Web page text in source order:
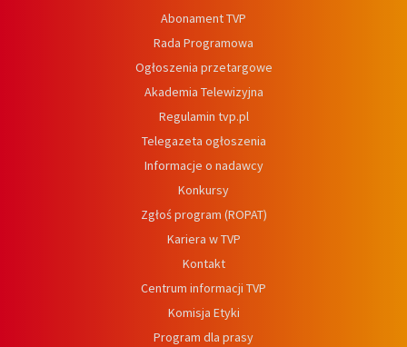
Abonament TVP
Rada Programowa
Ogłoszenia przetargowe
Akademia Telewizyjna
Regulamin tvp.pl
Telegazeta ogłoszenia
Informacje o nadawcy
Konkursy
Zgłoś program (ROPAT)
Kariera w TVP
Kontakt
Centrum informacji TVP
Komisja Etyki
Program dla prasy